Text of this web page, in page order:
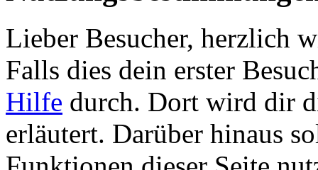
Lieber Besucher, herzlich
Falls dies dein erster
Hilfe durch. Dort wird dir
erläutert. Darüber hinaus